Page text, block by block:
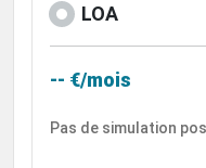
LOA
-- €/mois
Pas de simulation